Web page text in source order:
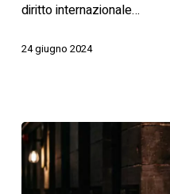
diritto internazionale…
24 giugno 2024